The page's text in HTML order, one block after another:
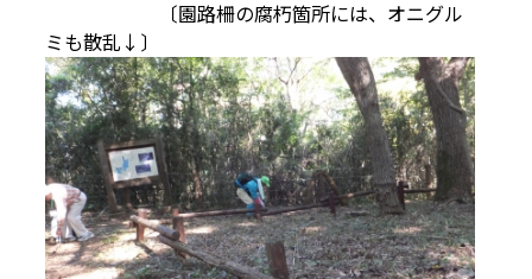
〔園路柵の腐朽箇所には、オニグル
ミも散乱↓〕